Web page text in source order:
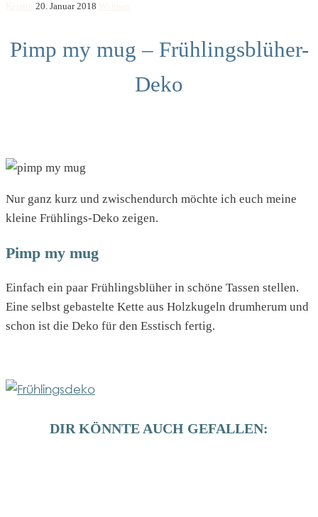
20. Januar 2018
Pimp my mug – Frühlingsblüher-
Deko
Nur ganz kurz und zwischendurch möchte ich euch meine
kleine Frühlings-Deko zeigen.
Pimp my mug
Einfach ein paar Frühlingsblüher in schöne Tassen stellen.
Eine selbst gebastelte Kette aus Holzkugeln drumherum und
schon ist die Deko für den Esstisch fertig.
DIR KÖNNTE AUCH GEFALLEN: